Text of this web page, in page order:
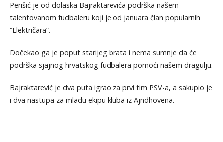
Perišić je od dolaska Bajraktarevića podrška našem
talentovanom fudbaleru koji je od januara član popularnih
“Električara”.
Dočekao ga je poput starijeg brata i nema sumnje da će
podrška sjajnog hrvatskog fudbalera pomoći našem dragulju.
Bajraktarević je dva puta igrao za prvi tim PSV-a, a sakupio je
i dva nastupa za mladu ekipu kluba iz Ajndhovena.